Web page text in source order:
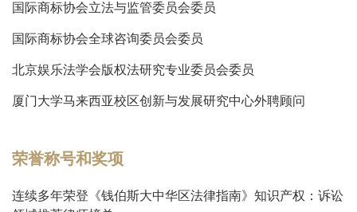
国际商标协会立法与监管委员会委员
国际商标协会全球咨询委员会委员
北京娱乐法学会版权法研究专业委员会委员
厦门大学马来西亚校区创新与发展研究中心外聘顾问
荣誉称号和奖项
连续多年荣登《钱伯斯大中华区法律指南》知识产权：诉讼